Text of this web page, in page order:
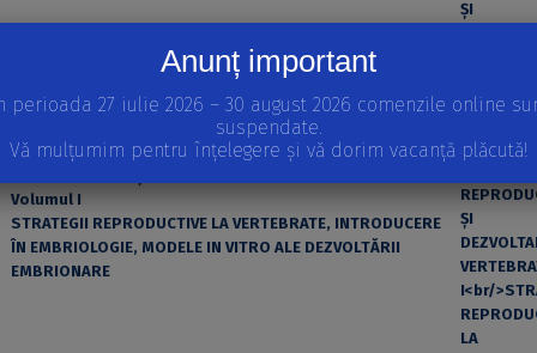
Volumul I
STRATEGII REPRODUCTIVE LA VERTEBRATE, INTRODUCERE
ÎN EMBRIOLOGIE, MODELE IN VITRO ALE DEZVOLTĂRII
EMBRIONARE
Anunț important
perioada 27 iulie 2026 – 30 august 2026 comenzile online
suspendate.
Vă mulțumim pentru înțelegere și vă dorim vacanță plăcută!